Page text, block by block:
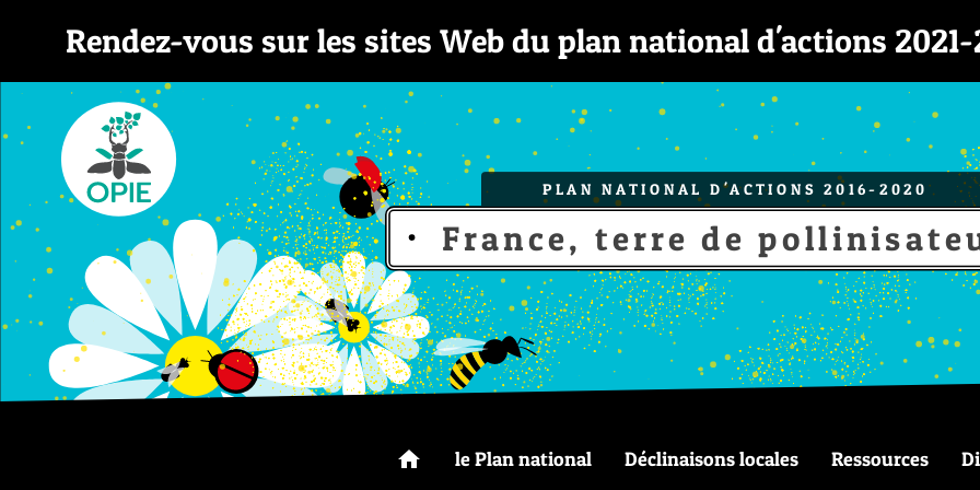
Rendez-vous sur les sites Web du plan national d'actions 2021-
PLAN NATIONAL D'ACTIONS 2016-2020
France, terre de
home le Plan national Déclinaisons locales Ressources